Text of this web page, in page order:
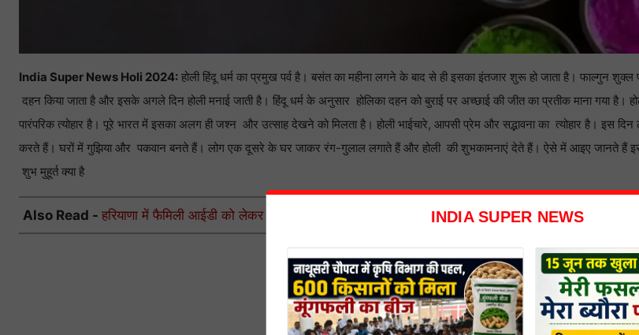
India Super News Holi 2024: होली हिंदू धर्म का प्रमुख पर्व है। बसंत का महीना लगने के बाद से ही इसका इंतजार शुरू हो जाता है। फाल्गुन शुक्ल
दहन किया जाता है और इसके अगले दिन होली मनाई जाती है। हिंदू धर्म के अनुसार होलिका दहन को बुराई पर अच्छाई की जीत का प्रतीक माना गया है।
पारंपरिक त्योहार है। पूरे भारत में इसका अलग ही जश्न और उत्साह देखने को मिलता है। होली भाईचारे, आपसी प्रेम और सद्भावना का त्योहार है। इस दिन
करते हैं। घरों में गुझिया और पकवान बनते हैं। लोग एक दूसरे के घर जाकर रंग-गुलाल लगाते हैं और होली की शुभकामनाएं देते हैं। ऐसे में आइए जानते हैं इस
शुभ मुहूर्त क्या है
Also Read - हरियाणा में फैमिली आईडी को लेकर बड़ा एक्शन, सरकार खंगाल रही लोगों का डेटाINDIA SUPER NEWS